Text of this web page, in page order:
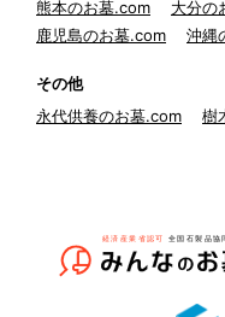
熊本のお墓.com
大分の
鹿児島のお墓.com
沖縄
その他
永代供養のお墓.com
樹